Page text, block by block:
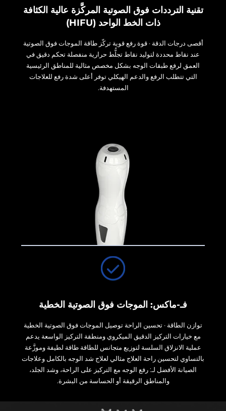
تقنية الترددات فوق الصوتية المركَّزة عالية الكثافة
ذات الخط الواحد (HIFU)
أقصى درجات الدقة · قوة رفع قوية تركّز طاقة الموجات فوق الصوتية
عند نقاط محددة لتوليد نقاط تجلُّط حرارية منفصلة تحكم دقيق في
العمق لرفع طبقات الوجه بشكل مخصص مثالية للمناطق الرئيسية
التي تتطلب الرفع والدعم الهيكلي توفر أعلى شدة رفع للعلاجات
المستهدفة.
فـ-ماكس: الموجات فوق الصوتية الخطية
توازن الطاقة · تحسين الراحة توصيل الموجات فوق الصوتية الخطية
مع خيارات التركيز الدقيق الميكروي ومنطقة التركيز الواسعة يدعم
عملية الانزلاق السلسة لتوزيع متجانس للطاقة طاقة لطيفة وموزَّعة
بالتساوي لتحسين راحة العلاج مثالي لعلاج شد الوجه بالكامل وعلاجات
الصيانة الأفضل لـ: رفع الوجه مع التركيز على الراحة، وشد الجلد،
والمناطق الرقيقة أو الحساسة من البشرة.